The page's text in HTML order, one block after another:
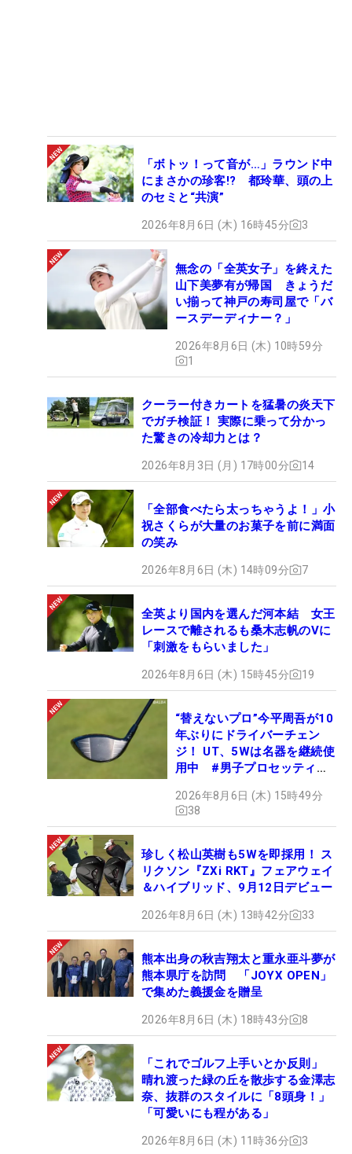
「ボトッ！って音が…」ラウンド中
にまさかの珍客!? 都玲華、頭の上
のセミと“共演”
2026年8月6日 (木) 16時45分 3
無念の「全英女子」を終えた
山下美夢有が帰国 きょうだ
い揃って神戸の寿司屋で「バ
ースデーディナー？」
2026年8月6日 (木) 10時59分
1
クーラー付きカートを猛暑の炎天下
でガチ検証！ 実際に乗って分かっ
た驚きの冷却力とは？
2026年8月3日 (月) 17時00分 14
「全部食べたら太っちゃうよ！」小
祝さくらが大量のお菓子を前に満面
の笑み
2026年8月6日 (木) 14時09分 7
全英より国内を選んだ河本結 女王
レースで離されるも桑木志帆のVに
「刺激をもらいました」
2026年8月6日 (木) 15時45分 19
“替えないプロ”今平周吾が10
年ぶりにドライバーチェン
ジ！ UT、5Wは名器を継続使
用中 #男子プロセッティン
2026年8月6日 (木) 15時49分
38
珍しく松山英樹も5Wを即採用！ ス
リクソン『ZXi RKT』フェアウェイ
＆ハイブリッド、9月12日デビュー
2026年8月6日 (木) 13時42分 33
熊本出身の秋吉翔太と重永亜斗夢が
熊本県庁を訪問 「JOYX OPEN」
で集めた義援金を贈呈
2026年8月6日 (木) 18時43分 8
「これでゴルフ上手いとか反則」
晴れ渡った緑の丘を散歩する金澤志
奈、抜群のスタイルに「8頭身！」
「可愛いにも程がある」
2026年8月6日 (木) 11時36分 3